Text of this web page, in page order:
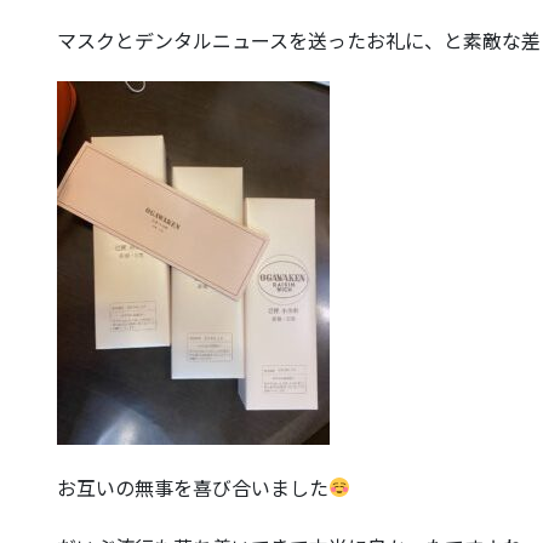
マスクとデンタルニュースを送ったお礼に、と素敵な
お互いの無事を喜び合いました